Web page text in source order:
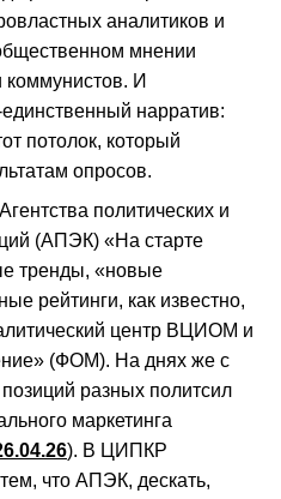
аналитиков и
мнении
коммунистов. И
нарратив:
потолок, который
опросов.
политических и
(АПЭК) «На старте
тренды, «новые
рейтинги, как известно,
центр ВЦИОМ и
(ФОМ). На днях же с
разных политсил
маркетинга
). В ЦИПКР
что АПЭК, дескать,